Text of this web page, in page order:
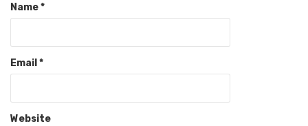
Name*
Email *
Website